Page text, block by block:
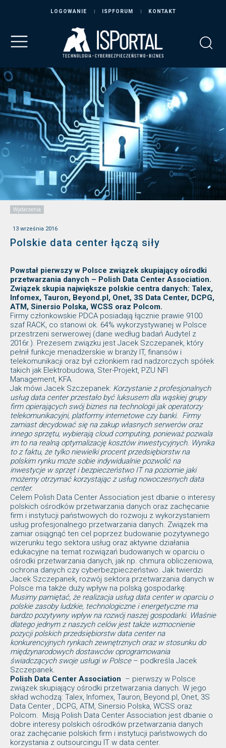
LOGOWANIE ISPFORUM KONTAKT
Wydarzenia
13 września 2016
Polskie data center łączą siły
Powstał pierwszy w Polsce związek skupiający ośrodki
przetwarzania danych – Polish Data Center Association.
Związek skupia największe polskie centra danych: Talex,
Infomex, Tauron, Beyond.pl, Onet, 3S Data Center, DCPG,
ATM, Sinersio Polska, WCSS oraz Polcom.
Firmy członkowskie PDCA posiadają łącznie prawie 9100
szaf RACK, co stanowi ok. 64% wykorzystywanej w Polsce
przestrzeni serwerowej (dane według badań Audytel z
2016r.). Prezesem związku jest Jacek Szczepanek, który
pełnił funkcje menadżerskie w branży IT, finansów i
telekomunikacji oraz był członkiem rad nadzorczych spółek
takich jak Elektrobudowa, Ster-Projekt, PZU NFI
Management, KFA.
Jak mówi Jacek Szczepanek: Korzystanie z profesjonalnych
usług data center przestało być luksusem dla wąskiej grupy
firm opierających swój biznes na technologii jak operatorzy
telekomunikacyjni, platformy internetowe czy banki. Firmy
zamiast decydować się na zakup własnych serwerów oraz
innego sprzętu, wybierają cloud computing, ponieważ pozwala
im to na realną optymalizację kosztów inwestycyjnych. Wynika
to z faktu, że tylko niewielki procent przedsiębiorstw na
polskim rynku może sobie indywidualnie pozwolić na
inwestycje w sprzęt i bezpieczeństwo IT na poziomie jaki
możemy otrzymać korzystając z usług nowoczesnych data
center.
Celem Polish Data Center Association jest dbanie o interesy
polskich ośrodków przetwarzania danych oraz zachęcanie
firm i instytucji państwowych do rozwoju z wykorzystaniem
usług profesjonalnego przetwarzania danych. Związek ma
zamiar osiągnąć ten cel poprzez budowanie pozytywnego
wizerunku tego sektora usług oraz aktywne działania
edukacyjne na temat rozwiązań budowanych w oparciu o
ośrodki przetwarzania danych, jak np. chmura obliczeniowa,
ochrona danych czy cyberbezpieczeństwo. Jak twierdzi
Jacek Szczepanek, rozwój sektora przetwarzania danych w
Polsce ma także duży wpływ na polską gospodarkę:
Musimy pamiętać, że realizacja usług data center w oparciu o
polskie zasoby ludzkie, technologiczne i energetyczne ma
bardzo pozytywny wpływ na rozwój naszej gospodarki. Właśnie
dlatego jednym z naszych celów jest także wzmocnienie
pozycji polskich przedsiębiorstw data center na
konkurencyjnych rynkach zewnętrznych oraz w stosunku do
międzynarodowych dostawców oprogramowania
świadczących swoje usługi w Polsce– podkreśla Jacek
Szczepanek.
Polish Data Center Association – pierwszy w Polsce
związek skupiający ośrodki przetwarzania danych. W jego
skład wchodzą: Talex, Infomex, Tauron, Beyond.pl, Onet, 3S
Data Center , DCPG, ATM, Sinersio Polska, WCSS oraz
Polcom. Misją Polish Data Center Association jest dbanie o
dobre interesy polskich ośrodków przetwarzania danych
oraz zachęcanie polskich firm i instytucji państwowych do
korzystania z outsourcingu IT w data center.